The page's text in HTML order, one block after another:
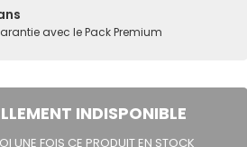
avec le Pack Premium
INDISPONIBLE
UNE FOIS CE PRODUIT EN STOCK